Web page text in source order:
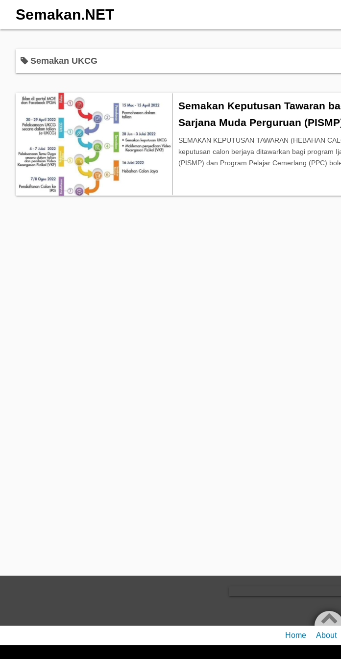
Semakan.NET
Semakan UKCG
Semakan Keputusan Tawaran
Sarjana Muda Perguruan
SEMAKAN KEPUTUSAN TAWARAN (HEBAHAN
keputusan calon berjaya ditawarkan bagi program
(PISMP) dan Program Pelajar Cemerlang (PPC)
Home About